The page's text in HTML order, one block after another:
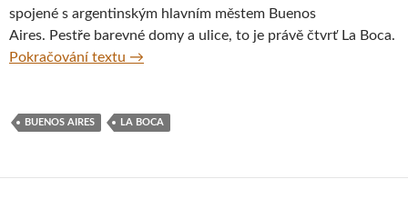
spojené s argentinským hlavním městem Buenos
Aires. Pestře barevné domy a ulice, to je právě čtvrť La Boca.
Pokračování textu Barevná čtvrť La Boca v Buenos Aires
→
BUENOS AIRES LA BOCA